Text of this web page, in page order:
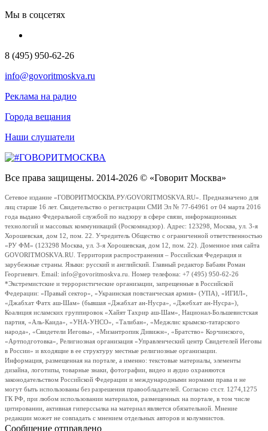
Мы в соцсетях
8 (495) 950-62-26
info@govoritmoskva.ru
Реклама на радио
Города вещания
Наши слушатели
Все права защищены. 2014-2026 © «Говорит Москва»
Сетевое издание «ГОВОРИТМОСКВА.РУ/GOVORITMOSKVA.RU». Предназначено для
лиц старше 16 лет. Свидетельство о регистрации СМИ Эл № 77-64961 от 04 марта 2016
года выдано Федеральной службой по надзору в сфере связи, информационных
технологий и массовых коммуникаций (Роскомнадзор). Адрес: 123298, Москва, ул. 3-я
Хорошевская, дом 12, пом. 22. Учредитель Общество с ограниченной ответственностью
«РУ ФМ» (123298 Москва, ул. 3-я Хорошевская, дом 12, пом. 22). Доменное имя сайта
GOVORITMOSKVA.RU. Территория распространения – Российская Федерация и
зарубежные страны. Языки: русский и английский. Главный редактор Бабаян Роман
Георгиевич. Email: info@govoritmoskva.ru. Номер телефона: +7 (495) 950-62-26
*Экстремистские и террористические организации, запрещенные в Российской
Федерации: «Правый сектор», «Украинская повстанческая армия» (УПА), «ИГИЛ»,
«Джабхат Фатх аш-Шам» (бывшая «Джабхат ан-Нусра», «Джебхат ан-Нусра»),
Коалиция исламских группировок «Хайят Тахрир аш-Шам», Национал-Большевистская
партия, «Аль-Каида», «УНА-УНСО», «Талибан», «Меджлис крымско-татарского
народа», «Свидетели Иеговы», «Мизантропик Дивижн», «Братство» Корчинского,
«Артподготовка», Религиозная организация «Управленческий центр Свидетелей Иеговы
в России» и входящие в ее структуру местные религиозные организации.
Информация, размещенная на портале, а именно: текстовые материалы, элементы
дизайна, логотипы, товарные знаки, фотографии, видео и аудио охраняются
законодательством Российской Федерации и международными нормами права и не
могут быть использованы без разрешения правообладателей. Согласно ст.ст. 1274,1275
ГК РФ, при любом использовании материалов, размещенных на портале, в том числе
цитировании, активная гиперссылка на материал является обязательной. Мнение
редакции может не совпадать с мнением отдельных авторов и колумнистов.
Сообщение отправлено